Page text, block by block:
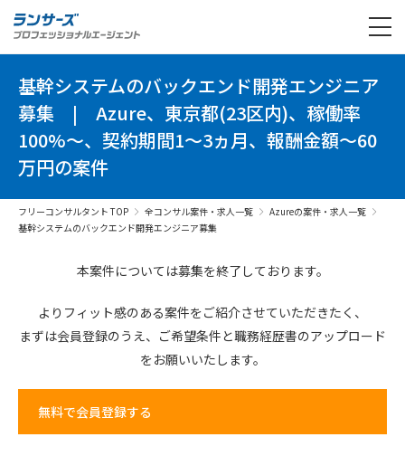
基幹システムのバックエンド開発エンジニア
募集 | Azure、東京都(23区内)、稼働率
100%～、契約期間1～3ヵ月、報酬金額～60
万円の案件
フリーコンサルタント TOP 全コンサル案件・求人一覧
Azureの案件・求人一覧
基幹システムのバックエンド開発エンジニア募集
本案件については募集を終了しております。
よりフィット感のある案件をご紹介させていただきたく、
まずは会員登録のうえ、 ご希望条件と職務経歴書のアップロード
をお願いいたします。
無料で会員登録する